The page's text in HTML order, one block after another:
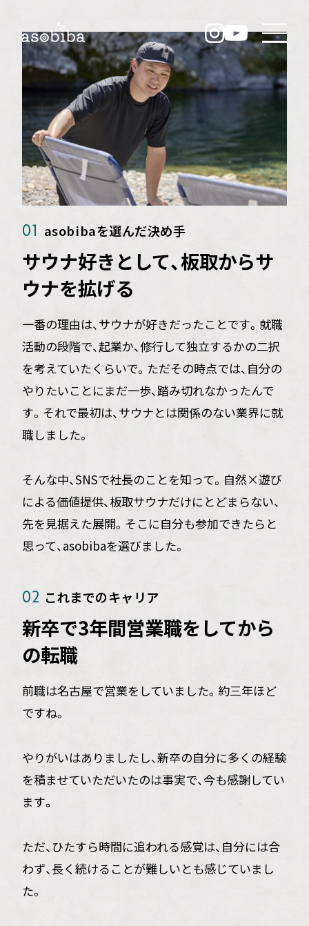
ENTRY/エントリー
RECRUIT/募集要項
HOME
ABOUT
asobibaについて
INTRODUCTION
asobibaのスタッフ紹介
BUSINESS
RECRUITMENT
採用情報
FOR FUTURE LEADERS
幹部候補向け
ブログ
CONTACT
お問い合わせ
スタッフ紹介 スタッフA
中核メンバーに
2023年 入社3年目
S.M
01 asobibaを選んだ決め手
サウナ好きとして、板取からサ
ウナを拡げる
一番の理由は、サウナが好きだったことです。就職
活動の段階で、起業か、修行して独立するかの二択
を考えていたくらいで。ただその時点では、自分の
やりたいことにまだ一歩、踏み切れなかったんで
す。それで最初は、サウナとは関係のない業界に就
職しました。
そんな中、SNSで社長のことを知って。自然×遊び
による価値提供、板取サウナだけにとどまらない、
先を見据えた展開。そこに自分も参加できたらと
思って、asobibaを選びました。
02 これまでのキャリア
新卒で3年間営業職をしてから
の転職
前職は名古屋で営業をしていました。約三年ほど
ですね。
やりがいはありましたし、新卒の自分に多くの経験
を積ませていただいたのは事実で、今も感謝してい
ます。
ただ、ひたすら時間に追われる感覚は、自分には合
わず、長く続けることが難しいとも感じていまし
た。